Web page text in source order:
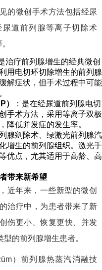
的微创手术方法包括经尿
道前列腺等离子切除术
治疗前列腺增生的经典微创
用电切环切除增生的前列腺
解症状，但手术过程中可能
）
：是在经尿道前列腺电切
手术方法，采用等离子双极
降低并发症的发生率。
腺剜除术、绿激光前列腺汽
增生的前列腺组织。激光手
优点，尤其适用于高龄、高
带来新希望
近年来，一些新型的微创
治疗中，为患者带来了新
伤更小、恢复更快、并发
的前列腺增生患者。
）前列腺热蒸汽消融技